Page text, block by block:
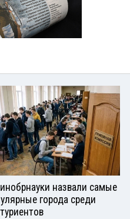
назвали самые
города среди